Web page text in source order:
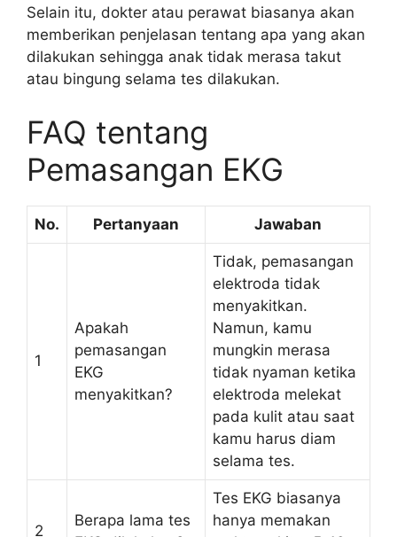
Selain itu, dokter atau perawat biasanya akan
memberikan penjelasan tentang apa yang akan
dilakukan sehingga anak tidak merasa takut
atau bingung selama tes dilakukan.
FAQ tentang
Pemasangan EKG
No. Pertanyaan Jawaban
1
Apakah
pemasangan
EKG
menyakitkan?
Tidak, pemasangan
elektroda tidak
menyakitkan.
Namun, kamu
mungkin merasa
tidak nyaman ketika
elektroda melekat
pada kulit atau saat
kamu harus diam
selama tes.
2
Berapa lama tes
Tes EKG biasanya
hanya memakan